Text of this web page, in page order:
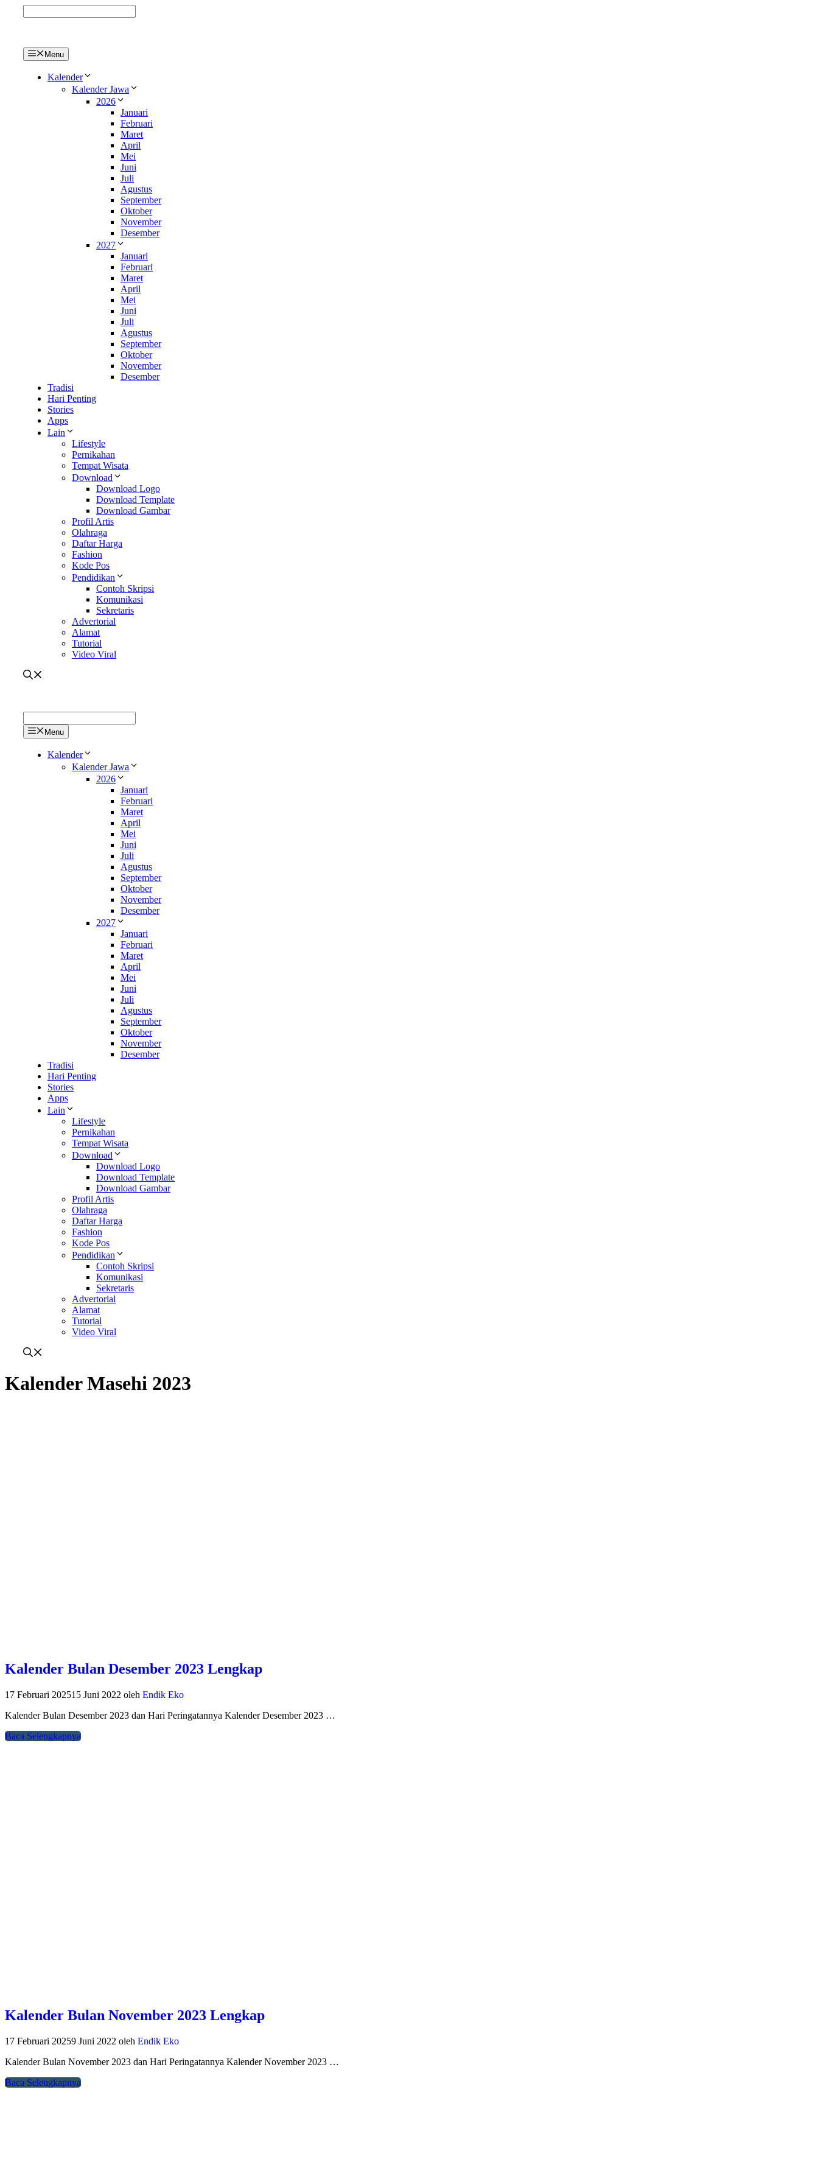
Menu
Kalender
Kalender Jawa
2026
Januari
Februari
Maret
April
Mei
Juni
Juli
Agustus
September
Oktober
November
Desember
2027
Januari
Februari
Maret
April
Mei
Juni
Juli
Agustus
September
Oktober
November
Desember
Tradisi
Hari Penting
Stories
Apps
Lain
Lifestyle
Pernikahan
Tempat Wisata
Download
Download Logo
Download Template
Download Gambar
Profil Artis
Olahraga
Daftar Harga
Fashion
Kode Pos
Pendidikan
Contoh Skripsi
Komunikasi
Sekretaris
Advertorial
Alamat
Tutorial
Video Viral
Menu
Kalender
Kalender Jawa
2026
Januari
Februari
Maret
April
Mei
Juni
Juli
Agustus
September
Oktober
November
Desember
2027
Januari
Februari
Maret
April
Mei
Juni
Juli
Agustus
September
Oktober
November
Desember
Tradisi
Hari Penting
Stories
Apps
Lain
Lifestyle
Pernikahan
Tempat Wisata
Download
Download Logo
Download Template
Download Gambar
Profil Artis
Olahraga
Daftar Harga
Fashion
Kode Pos
Pendidikan
Contoh Skripsi
Komunikasi
Sekretaris
Advertorial
Alamat
Tutorial
Video Viral
Kalender Masehi 2023
Kalender Bulan Desember 2023 Lengkap
17 Februari 202515 Juni 2022 oleh Endik Eko
Kalender Bulan Desember 2023 dan Hari Peringatannya Kalender Desember 2023 …
Baca Selengkapnya
Kalender Bulan November 2023 Lengkap
17 Februari 20259 Juni 2022 oleh Endik Eko
Kalender Bulan November 2023 dan Hari Peringatannya Kalender November 2023 …
Baca Selengkapnya